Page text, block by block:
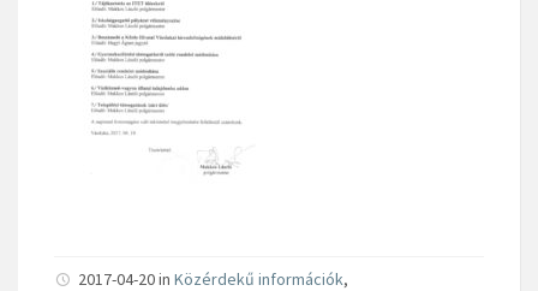
2017-04-20 in Közérdekű információk,